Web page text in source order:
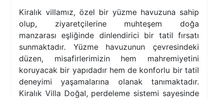
Kiralık villamız, özel bir yüzme havuzuna sahip
olup, ziyaretçilerine muhteşem doğa
manzarası eşliğinde dinlendirici bir tatil fırsatı
sunmaktadır. Yüzme havuzunun çevresindeki
düzen, misafirlerimizin hem mahremiyetini
koruyacak bir yapıdadır hem de konforlu bir tatil
deneyimi yaşamalarına olanak tanımaktadır.
Kiralık Villa Doğal, perdeleme sistemi sayesinde